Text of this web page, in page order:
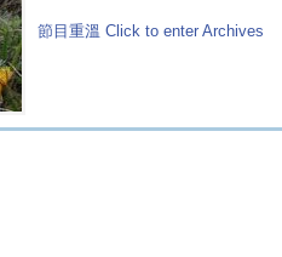
節目重溫 Click to enter Archives